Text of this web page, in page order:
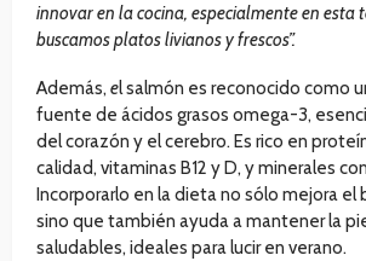
innovar en la cocina, especialmente en esta
buscamos platos livianos y frescos”.
Además, el salmón es reconocido como
fuente de ácidos grasos omega-3,
del corazón y el cerebro. Es rico en
calidad, vitaminas B12 y D, y minerales
Incorporarlo en la dieta no sólo mejora el
sino que también ayuda a mantener la
saludables, ideales para lucir en verano.